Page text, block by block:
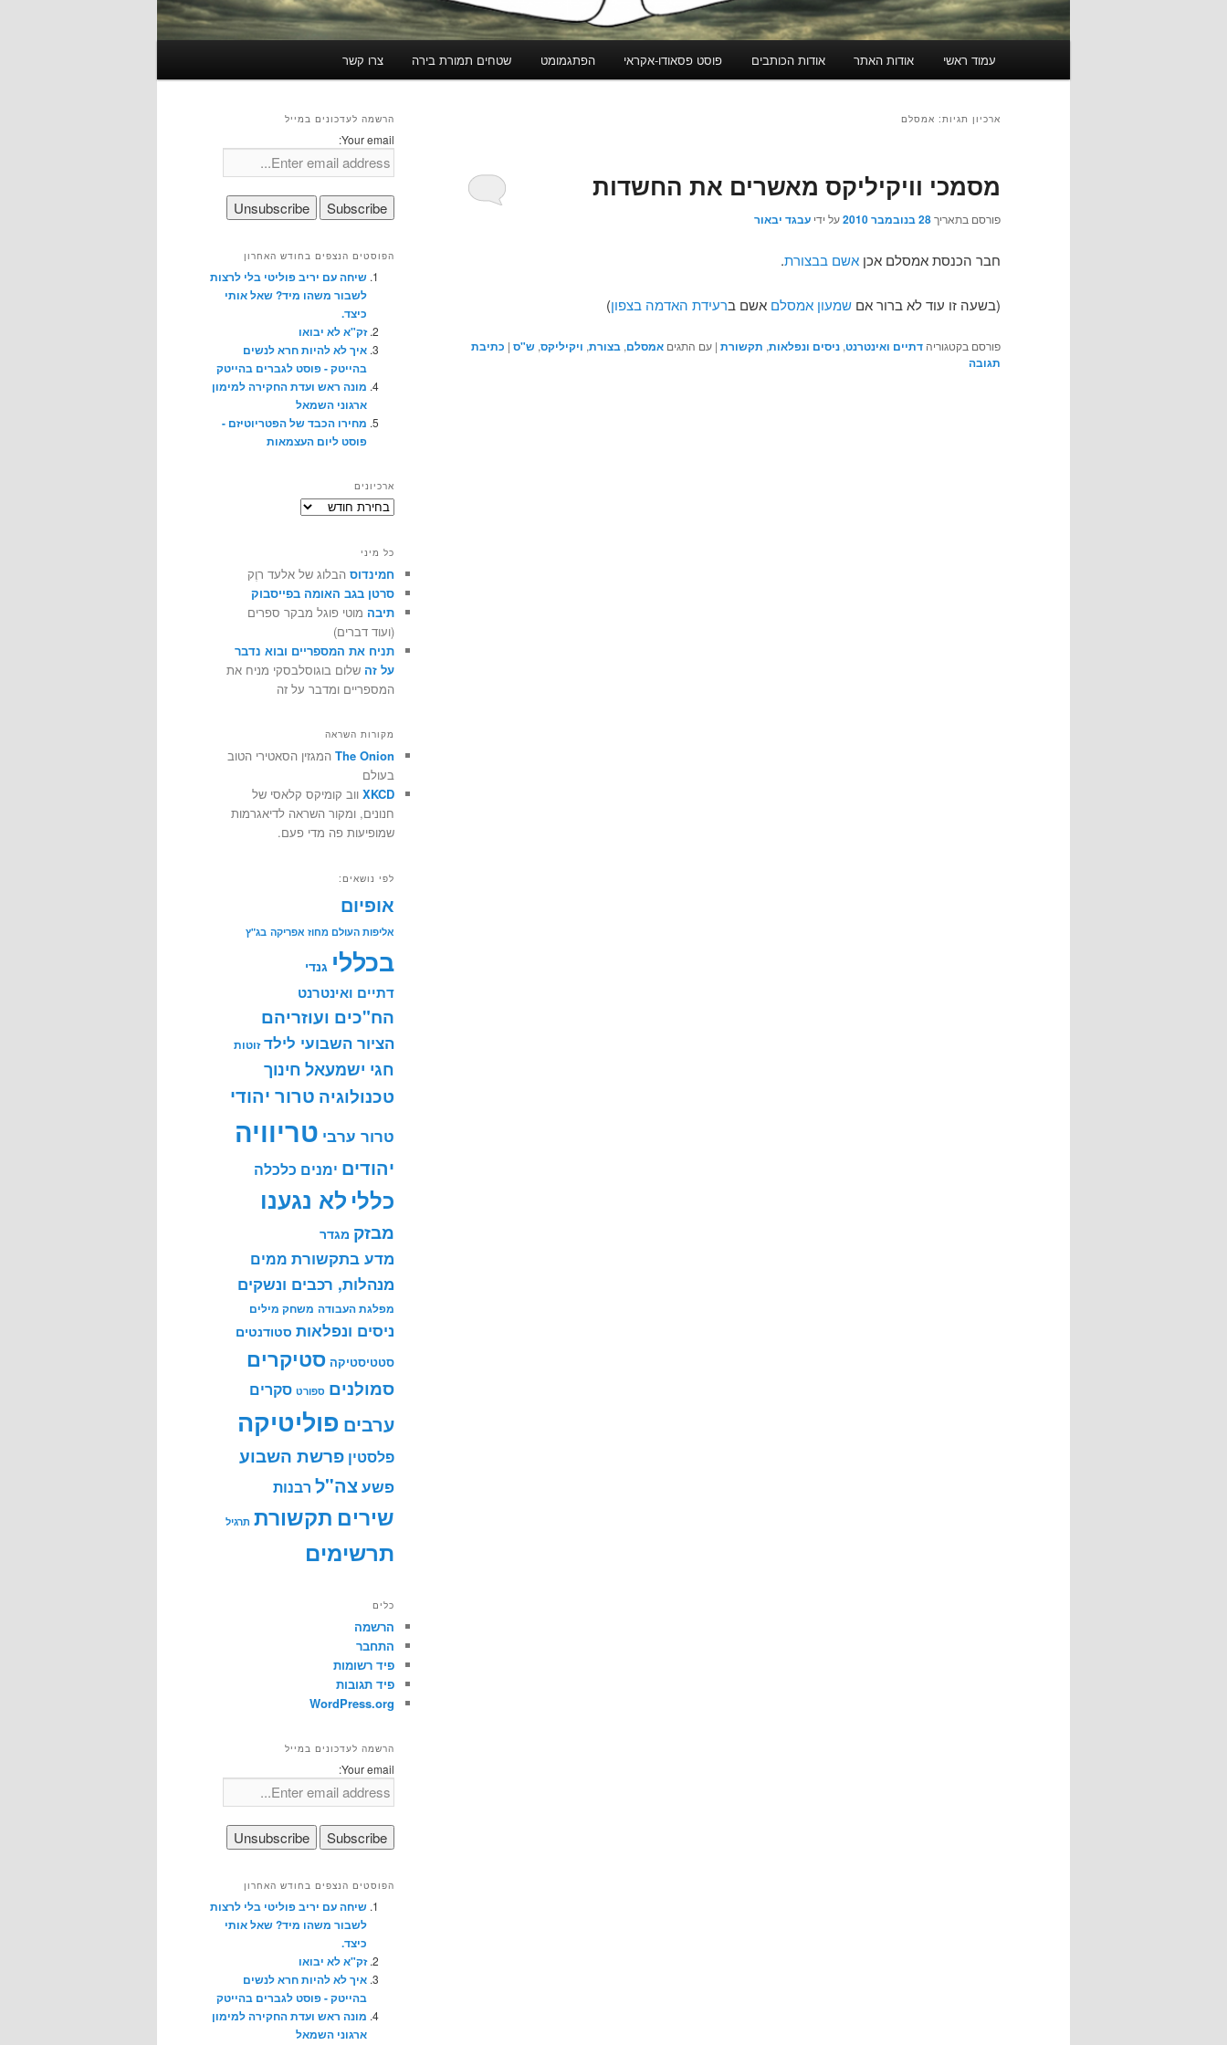
עמוד ראשי אודות האתר אודות הכותבים פוסט פסאודו-אקראי הפתגמומט שטחים תמורת בירה צרו קשר
ארכיון תגיות: אמסלם
מסמכי וויקיליקס מאשרים את החשדות
פורסם בתאריך28 בנובמבר 2010 על ידי עבגד יבאור
חבר הכנסת אמסלם אכן אשם בבצורת.
(בשעה זו עוד לא ברור אם שמעון אמסלם אשם ברעידת האדמה בצפון)
פורסם בקטגוריה דתיים ואינטרנט, ניסים ונפלאות, תקשורת | עם התגים אמסלם, בצורת, ויקיליקס, ש"ס | כתיבת
תגובה
הרשמה לעדכונים במייל
Your email:
הפוסטים הנצפים בחודש האחרון
שיחה עם יריב פוליטי בלי לרצות
לשבור משהו מיד? שאל אותי
כיצד.
זק"א לא יבואו
איך לא להיות חרא לנשים
בהייטק - פוסט לגברים בהייטק
מונה ראש ועדת החקירה למימון
ארגוני השמאל
מחירו הכבד של הפטריוטיזם -
פוסט ליום העצמאות
ארכיונים
ארכיונים
כל מיני
חמינדוס הבלוג של אלעד רוֶק
סרטן בגב האומה בפייסבוק
תיבה מוטי פוגל מבקר ספרים
(ועוד דברים)
תניח את המספריים ובוא נדבר
על זה שלום בוגוסלבסקי מניח את
המספריים ומדבר על זה
מקורות השראה
The Onion המגזין הסאטירי הטוב
בעולם
XKCD ווב קומיקס קלאסי של
חנונים, ומקור השראה לדיאגרמות
שמופיעות פה מדי פעם.
לפי נושאים:
אופיום
אליפות העולם מחוז אפריקה בג"ץ
בכללי גנדי
דתיים ואינטרנט
הח"כים ועוזריהם
הציור השבועי לילד זוטות
חגי ישמעאל חינוך
טכנולוגיה טרור יהודי
טרור ערבי טריוויה
יהודים ימנים כלכלה
כללי לא נגענו
מבזק מגדר
מדע בתקשורת ממים
מנהלות, רכבים ונשקים
מפלגת העבודה משחק מילים
ניסים ונפלאות סטודנטים
סטטיסטיקה סטיקרים
סמולנים ספורט סקרים
ערבים פוליטיקה
פלסטין פרשת השבוע
פשעצה"ל רבנות
שירים תקשורת תרגיל
תרשימים
כלים
הרשמה
התחבר
פיד רשומות
פיד תגובות
WordPress.org
הרשמה לעדכונים במייל
Your email:
הפוסטים הנצפים בחודש האחרון
שיחה עם יריב פוליטי בלי לרצות
לשבור משהו מיד? שאל אותי
כיצד.
זק"א לא יבואו
איך לא להיות חרא לנשים
בהייטק - פוסט לגברים בהייטק
מונה ראש ועדת החקירה למימון
ארגוני השמאל